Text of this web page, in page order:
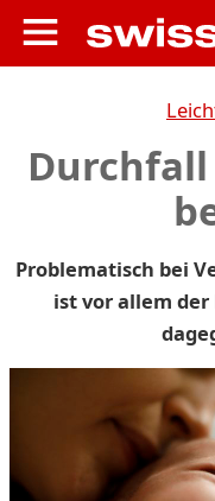
Problematisch bei
ist vor allem der